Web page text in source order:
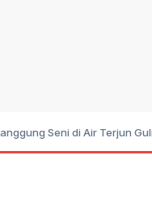
Seni di Air Terjun